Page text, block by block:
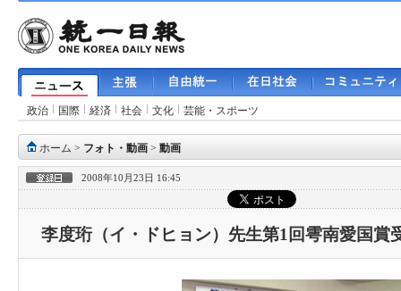
政治 国際 経済 社会 文化 芸能・スポーツ
ホーム > フォト・動画 > 動画
2008年10月23日 16:45
李度珩（イ・ドヒョン）先生第1回雩南愛国賞